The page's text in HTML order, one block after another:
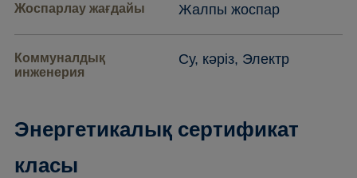
Жоспарлау жағдайы Жалпы жоспар
Коммуналдық
инженерия
Су, кәріз, Электр
Энергетикалық сертификат
класы